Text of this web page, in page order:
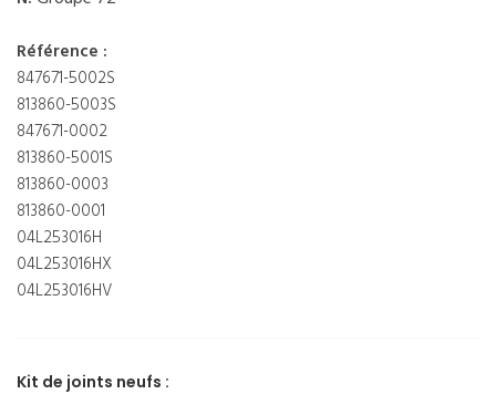
Référence :
847671-5002S
813860-5003S
847671-0002
813860-5001S
813860-0003
813860-0001
04L253016H
04L253016HX
04L253016HV
Kit de joints neufs :